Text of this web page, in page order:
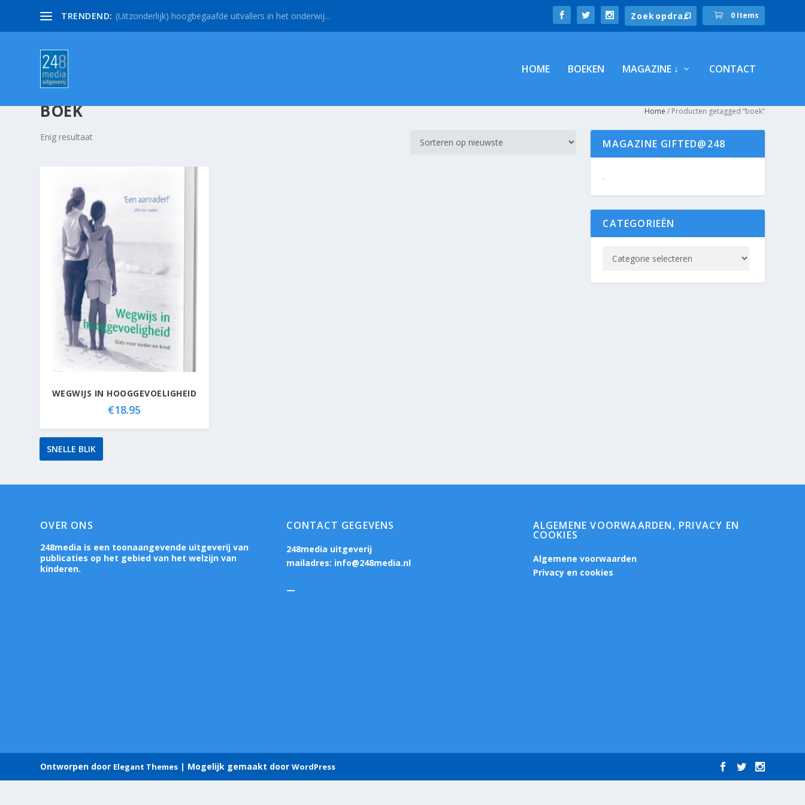
TRENDEND: (Uitzonderlijk) hoogbegaafde uitvallers in het onderwij... 0 Items
HOME BOEKEN MAGAZINE ↓ CONTACT
BOEK Home / Producten getagged “boek”
Enig resultaat
WEGWIJS IN HOOGGEVOELIGHEID
€18.95
SNELLE BLIK
MAGAZINE GIFTED@248
.
CATEGORIEËN
OVER ONS
248media is een toonaangevende uitgeverij van
publicaties op het gebied van het welzijn van
kinderen.
CONTACT GEGEVENS
248media uitgeverij
mailadres: info@248media.nl
—
ALGEMENE VOORWAARDEN, PRIVACY EN
COOKIES
Algemene voorwaarden
Privacy en cookies
Ontworpen door Elegant Themes | Mogelijk gemaakt doorWordPress